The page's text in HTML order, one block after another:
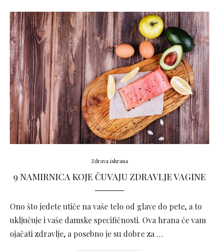
Zdrava ishrana
9 NAMIRNICA KOJE ČUVAJU ZDRAVLJE VAGINE
Ono što jedete utiče na vaše telo od glave do pete, a to
uključuje i vaše damske specifičnosti. Ova hrana će vam
ojačati zdravlje, a posebno je su dobre za …